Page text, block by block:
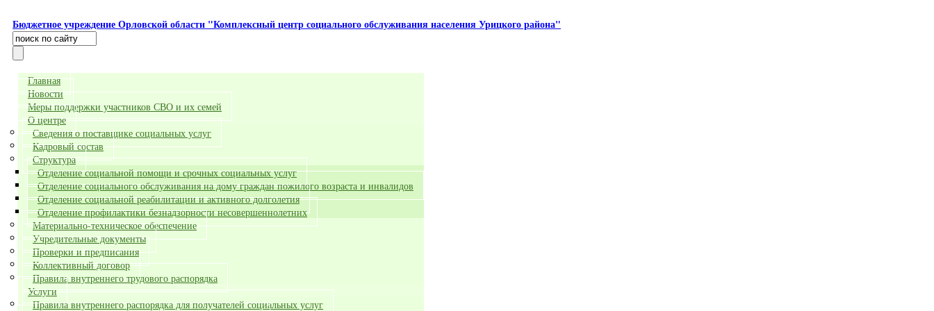
Бюджетное учреждение Орловской области "Комплексный центр социального обслуживания населения Урицкого района"
Форма поиска
Поиск
Главная
Новости
Меры поддержки участников СВО и их семей
О центре
Сведения о поставщике социальных услуг
Кадровый состав
Структура
Отделение социальной помощи и срочных социальных услуг
Отделение социального обслуживания на дому граждан пожилого возраста и инвалидов
Отделение социальной реабилитации и активного долголетия
Отделение профилактики безнадзорности несовершеннолетних
Материально-техническое обеспечение
Учредительные документы
Проверки и предписания
Коллективный договор
Правила внутреннего трудового распорядка
Услуги
Правила внутреннего распорядка для получателей социальных услуг